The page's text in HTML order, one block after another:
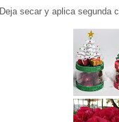
Deja secar y aplica segunda